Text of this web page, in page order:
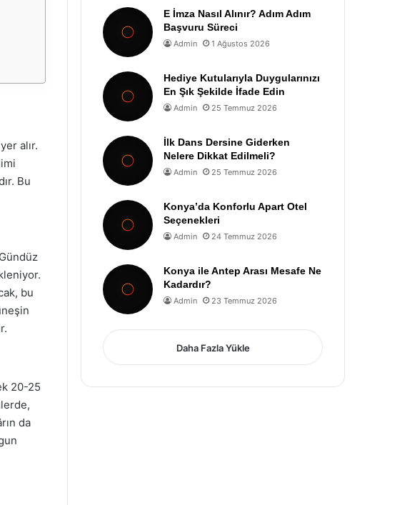
alır.
Bu
bu
20-25
da
E İmza Nasıl Alınır? Adım Adım
Başvuru Süreci
Admin 1 Ağustos 2026
Hediye Kutularıyla Duygularınızı
En Şık Şekilde İfade Edin
Admin 25 Temmuz 2026
İlk Dans Dersine Giderken
Nelere Dikkat Edilmeli?
Admin 25 Temmuz 2026
Konya’da Konforlu Apart Otel
Seçenekleri
Admin 24 Temmuz 2026
Konya ile Antep Arası Mesafe Ne
Kadardır?
Admin 23 Temmuz 2026
Daha Fazla Yükle